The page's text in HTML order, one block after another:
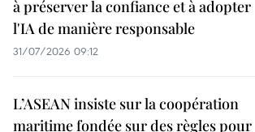
à préserver la confiance et à adopter
l'IA de manière responsable
31/07/2026 09:12
L’ASEAN insiste sur la coopération
maritime fondée sur des règles pour